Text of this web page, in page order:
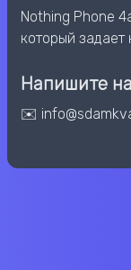
Nothing Phone
который задает
Напишите
✉️